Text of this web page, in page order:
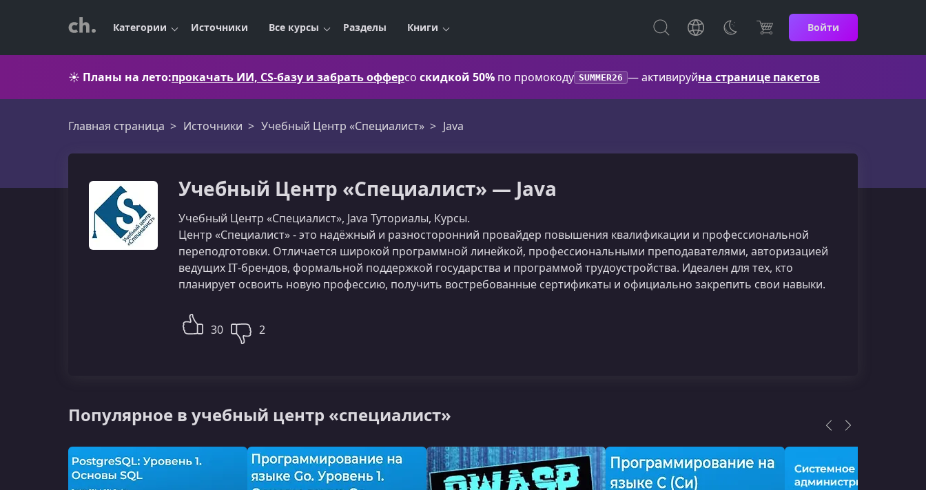
Категории Источники Все курсы Разделы Книги Войти
☀️ Планы на лето:прокачать ИИ, CS-базу и забрать офферсо скидкой 50% по промокоду SUMMER26 — активируйна странице пакетов
Главная страница Источники Учебный Центр «Специалист» Java
Учебный Центр «Специалист» — Java
Учебный Центр «Специалист», Java Туториалы, Курсы.
Центр «Специалист» - это надёжный и разносторонний провайдер повышения квалификации и профессиональной
переподготовки. Отличается широкой программной линейкой, профессиональными преподавателями, авторизацией
ведущих IT‑брендов, формальной поддержкой государства и программой трудоустройства. Идеален для тех, кто
планирует освоить новую профессию, получить востребованные сертификаты и официально закрепить свои навыки.
30 2
Популярное в учебный центр «специалист»